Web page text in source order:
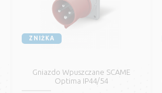
ZNIŻKA
Gniazdo Wpuszczane SCAME
Optima IP44/54